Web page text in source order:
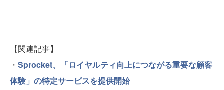
【関連記事】
・ Sprocket、「ロイヤルティ向上につながる重要な顧客
体験」の特定サービスを提供開始